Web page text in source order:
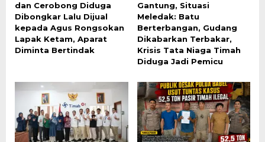
dan Cerobong Diduga
Dibongkar Lalu Dijual
kepada Agus Rongsokan
Lapak Ketam, Aparat
Diminta Bertindak
Gantung, Situasi
Meledak: Batu
Berterbangan, Gudang
Dikabarkan Terbakar,
Krisis Tata Niaga Timah
Diduga Jadi Pemicu